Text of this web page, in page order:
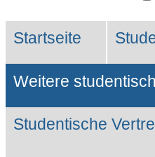
Suche…
Sektionen
Startseite
Weitere
Studentische